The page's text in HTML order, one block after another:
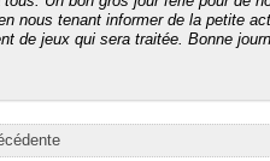
nous tenant informer de la petite
de jeux qui sera traitée. Bonne